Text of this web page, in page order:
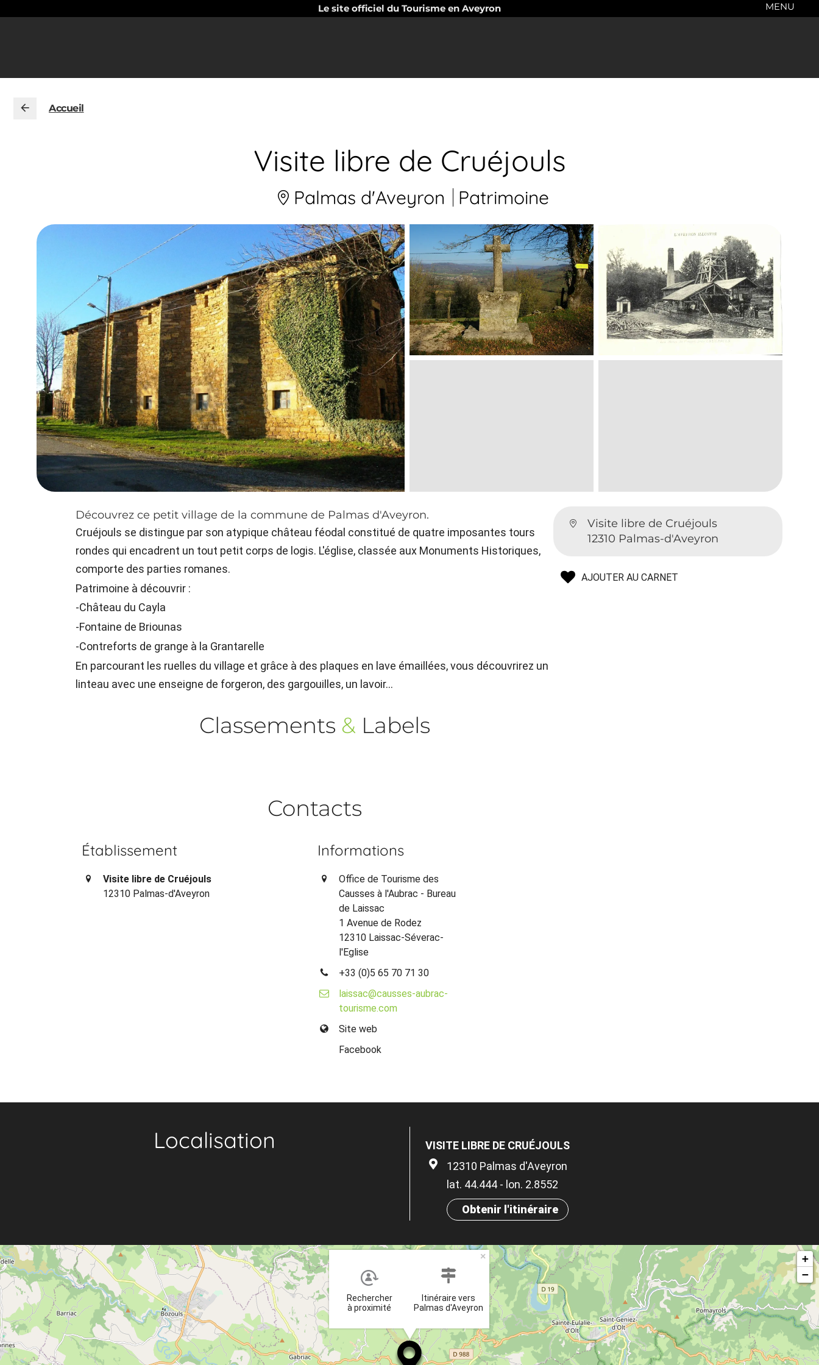
Le site officiel du Tourisme en Aveyron MENU
Accueil
Visite libre de Cruéjouls
Palmas d'Aveyron Patrimoine
Visite libre de Cruéjouls
12310 Palmas-d'Aveyron
AJOUTER AU CARNET
Découvrez ce petit village de la commune de Palmas d'Aveyron.
Cruéjouls se distingue par son atypique château féodal constitué de quatre imposantes tours
rondes qui encadrent un tout petit corps de logis. L'église, classée aux Monuments Historiques,
comporte des parties romanes.
Patrimoine à découvrir :
-Château du Cayla
-Fontaine de Briounas
-Contreforts de grange à la Grantarelle
En parcourant les ruelles du village et grâce à des plaques en lave émaillées, vous découvrirez un
linteau avec une enseigne de forgeron, des gargouilles, un lavoir...
Classements & Labels
Contacts
Établissement
Visite libre de Cruéjouls
12310 Palmas-d'Aveyron
Informations
Office de Tourisme des
Causses à l'Aubrac - Bureau
de Laissac
1 Avenue de Rodez
12310 Laissac-Séverac-
l'Eglise
+33 (0)5 65 70 71 30
laissac@causses-aubrac-
tourisme.com
Site web
Facebook
Localisation
VISITE LIBRE DE CRUÉJOULS
12310 Palmas d'Aveyron
lat. 44.444 - lon. 2.8552
Obtenir l'itinéraire
Rechercher
à proximité
Itinéraire vers
Palmas d'Aveyron
×
+
−